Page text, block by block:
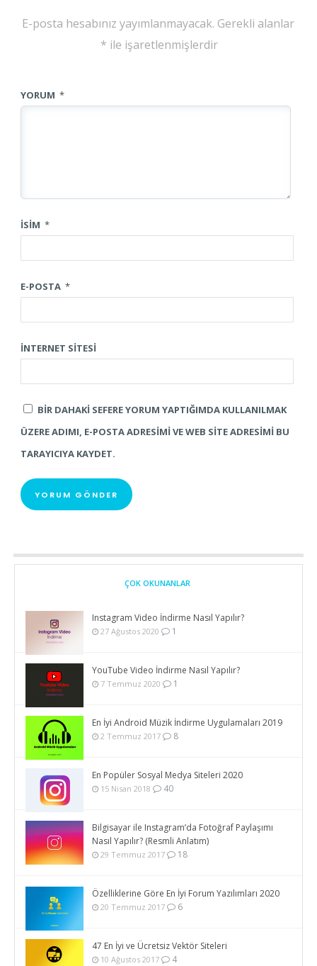
E-posta hesabınız yayımlanmayacak. Gerekli alanlar
* ile işaretlenmişlerdir
YORUM *
İSIM *
E-POSTA *
İNTERNET SITESI
BIR DAHAKI SEFERE YORUM YAPTIĞIMDA KULLANILMAK
ÜZERE ADIMI, E-POSTA ADRESIMI VE WEB SITE ADRESIMI BU
TARAYICIYA KAYDET.
ÇOK OKUNANLAR
Instagram Video İndirme Nasıl Yapılır?
27 Ağustos 2020 1
YouTube Video İndirme Nasıl Yapılır?
7 Temmuz 2020 1
En İyi Android Müzik İndirme Uygulamaları 2019
2 Temmuz 2017 8
En Popüler Sosyal Medya Siteleri 2020
15 Nisan 2018 40
Bilgisayar ile Instagram’da Fotoğraf Paylaşımı
Nasıl Yapılır? (Resmli Anlatım)
29 Temmuz 2017 18
Özelliklerine Göre En İyi Forum Yazılımları 2020
20 Temmuz 2017 6
47 En İyi ve Ücretsiz Vektör Siteleri
10 Ağustos 2017 4